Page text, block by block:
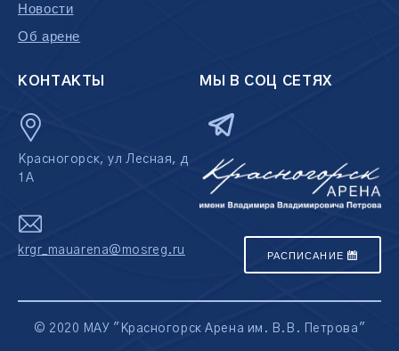
Новости
Об арене
КОНТАКТЫ
Красногорск, ул Лесная, д
1А
krgr_mauarena@mosreg.ru
МЫ В СОЦ СЕТЯХ
РАСПИСАНИЕ
© 2020 МАУ "Красногорск Арена им. В.В. Петрова"